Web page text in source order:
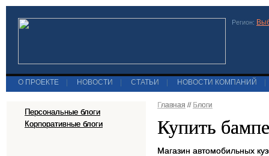
Регион:
О ПРОЕКТЕ НОВОСТИ СТАТЬИ НОВОСТИ КОМПАНИЙ
Персональные блоги
Корпоративные блоги
Главная // Блоги
Купить
Магазин автомобильных